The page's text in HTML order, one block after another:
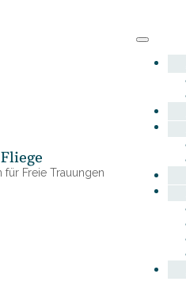
für Freie Trauungen